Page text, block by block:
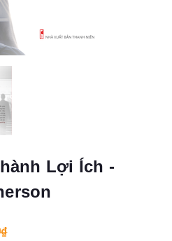
Lợi Ích -